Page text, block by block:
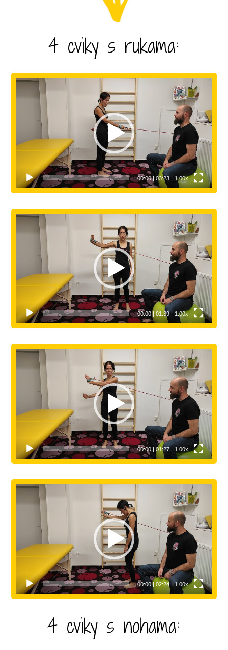
4 cviky s rukama:
Video
přehrávač
00:00| 03:23 1.00x
Video
přehrávač
00:00| 01:39 1.00x
Video
přehrávač
00:00| 01:27 1.00x
Video
přehrávač
00:00| 02:24 1.00x
4 cviky s nohama: